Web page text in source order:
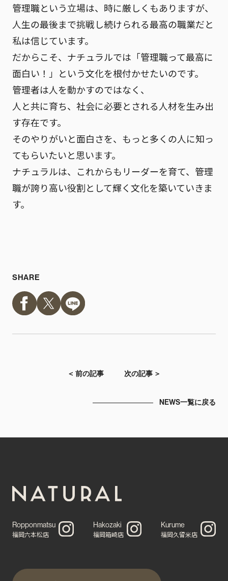
管理職という立場は、時に厳しくもありますが、
人生の最後まで挑戦し続けられる最高の職業だと
私は信じています。
だからこそ、ナチュラルでは 「管理職って最高に
面白い！」 という文化を根付かせたいのです。
管理者は人を動かすのではなく、
人と共に育ち、社会に必要とされる人材を生み出
す存在です。
そのやりがいと面白さを、もっと多くの人に知っ
てもらいたいと思います。
ナチュラルは、これからもリーダーを育て、管理
職が誇り高い役割として輝く文化を築いていきま
す。
SHARE
＜ 前の記事 次の記事 ＞
NEWS一覧に戻る
Ropponmatsu
福岡六本松店
Hakozaki
福岡箱崎店
Kurume
福岡久留米店